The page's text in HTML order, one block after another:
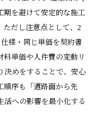
期を避けて安定的な施工
ただし注意点として、2
様・同じ単価を契約書
料単価や人件費の変動リ
決めをすることで、安心
順序も「道路面から先
活への影響を最小化する